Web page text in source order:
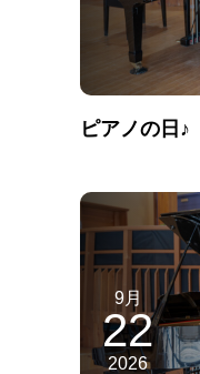
ピアノの日♪
9月
22
2026